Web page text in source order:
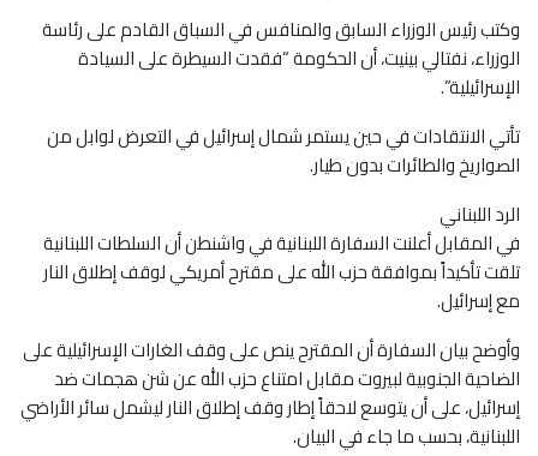
وكتب رئيس الوزراء السابق والمنافس في السباق القادم على رئاسة
الوزراء، نفتالي بينيت، أن الحكومة “فقدت السيطرة على السيادة
الإسرائيلية”.
تأتي الانتقادات في حين يستمر شمال إسرائيل في التعرض لوابل من
الصواريخ والطائرات بدون طيار.
الرد اللبناني
في المقابل أعلنت السفارة اللبنانية في واشنطن أن السلطات اللبنانية
تلقت تأكيداً بموافقة حزب الله على مقترح أمريكي لوقف إطلاق النار
مع إسرائيل.
وأوضح بيان السفارة أن المقترح ينص على وقف الغارات الإسرائيلية على
الضاحية الجنوبية لبيروت مقابل امتناع حزب الله عن شن هجمات ضد
إسرائيل، على أن يتوسع لاحقاً إطار وقف إطلاق النار ليشمل سائر الأراضي
اللبنانية، بحسب ما جاء في البيان.